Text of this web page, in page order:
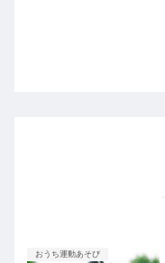
おうち運動あそび